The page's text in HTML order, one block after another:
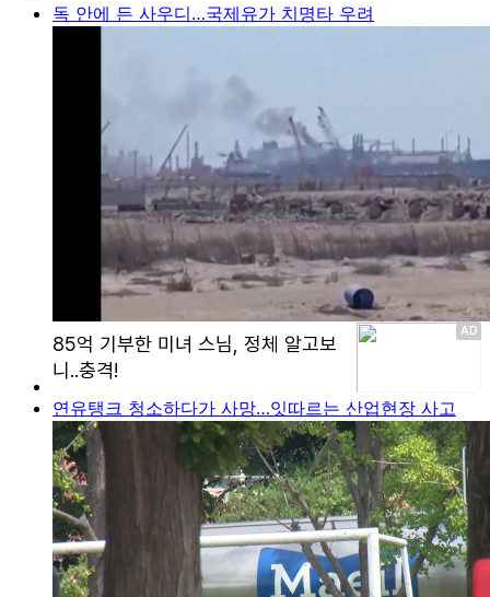
독 안에 든 사우디…국제유가 치명타 우려
연유탱크 청소하다가 사망…잇따르는 산업현장 사고